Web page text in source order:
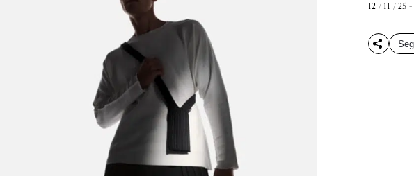
12 / 11 / 25 -